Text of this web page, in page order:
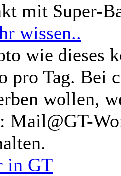
mit Super-
wissen..
wie dieses
pro Tag. Bei
wollen,
Mail@GT-
in GT